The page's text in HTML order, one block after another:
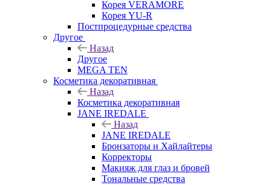
Корея VERAMORE
Корея YU-R
Постпроцедурные средства
Другое
Назад
Другое
MEGA TEN
Косметика декоративная
Назад
Косметика декоративная
JANE IREDALE
Назад
JANE IREDALE
Бронзаторы и Хайлайтеры
Корректоры
Макияж для глаз и бровей
Тональные средства